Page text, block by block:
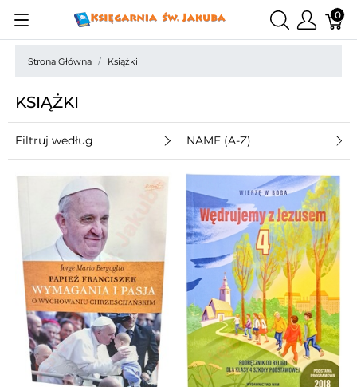
0
Strona Główna Książki
KSIĄŻKI
Filtruj według NAME (A-Z)